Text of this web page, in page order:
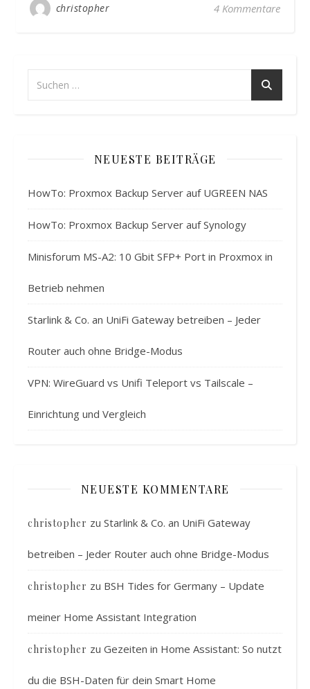
christopher 4 Kommentare
NEUESTE BEITRÄGE
HowTo: Proxmox Backup Server auf UGREEN NAS
HowTo: Proxmox Backup Server auf Synology
Minisforum MS-A2: 10 Gbit SFP+ Port in Proxmox in
Betrieb nehmen
Starlink & Co. an UniFi Gateway betreiben – Jeder
Router auch ohne Bridge-Modus
VPN: WireGuard vs Unifi Teleport vs Tailscale –
Einrichtung und Vergleich
NEUESTE KOMMENTARE
christopher zu Starlink & Co. an UniFi Gateway
betreiben – Jeder Router auch ohne Bridge-Modus
christopher zu BSH Tides for Germany – Update
meiner Home Assistant Integration
christopher zu Gezeiten in Home Assistant: So nutzt
du die BSH-Daten für dein Smart Home